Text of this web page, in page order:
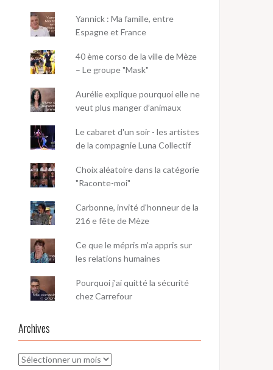
Yannick : Ma famille, entre
Espagne et France
40 ème corso de la ville de Mèze
– Le groupe "Mask"
Aurélie explique pourquoi elle ne
veut plus manger d’animaux
Le cabaret d'un soir - les artistes
de la compagnie Luna Collectif
Choix aléatoire dans la catégorie
"Raconte-moi"
Carbonne, invité d'honneur de la
216 e fête de Mèze
Ce que le mépris m’a appris sur
les relations humaines
Pourquoi j'ai quitté la sécurité
chez Carrefour
Archives
Archives